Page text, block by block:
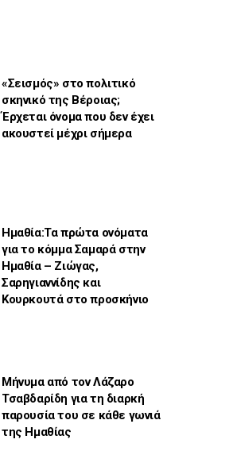
«Σεισμός» στο πολιτικό
σκηνικό της Βέροιας;
Έρχεται όνομα που δεν έχει
ακουστεί μέχρι σήμερα
Ημαθία:Τα πρώτα ονόματα
για το κόμμα Σαμαρά στην
Ημαθία – Ζιώγας,
Σαρηγιαννίδης και
Κουρκουτά στο προσκήνιο
Μήνυμα από τον Λάζαρο
Τσαβδαρίδη για τη διαρκή
παρουσία του σε κάθε γωνιά
της Ημαθίας